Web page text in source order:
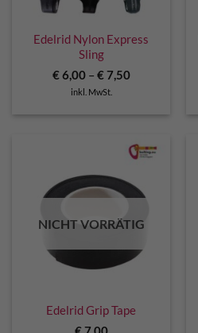
Edelrid Nylon Express
Sling
€6,00– €7,50
inkl. MwSt.
NICHT VORRÄTIG
Edelrid Grip Tape